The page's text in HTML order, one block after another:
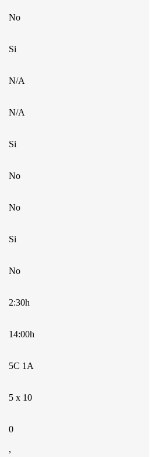
No
Si
N/A
N/A
Si
No
No
Si
No
2:30h
14:00h
5C 1A
5 x 10
0
,